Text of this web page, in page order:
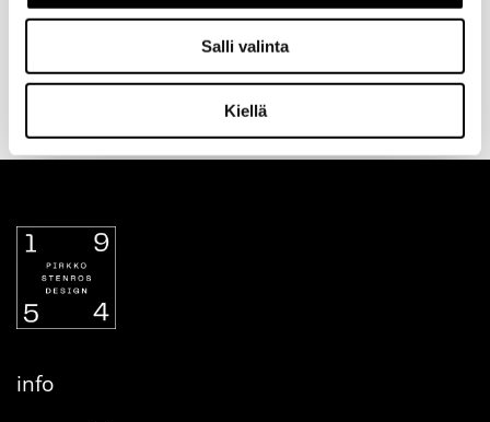
Salli valinta
Kiellä
Valitse toimitustapa
30 päivän
verkosta
Turvallinen
info